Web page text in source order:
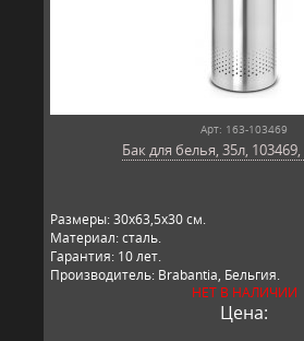
Арт: 163-103469
Бак для белья, 35л,
Размеры: 30х63,5х30 см.
Материал: сталь.
Гарантия: 10 лет.
Производитель: Brabantia, Бельгия.
НЕТ В НАЛИЧИИ
Цена: